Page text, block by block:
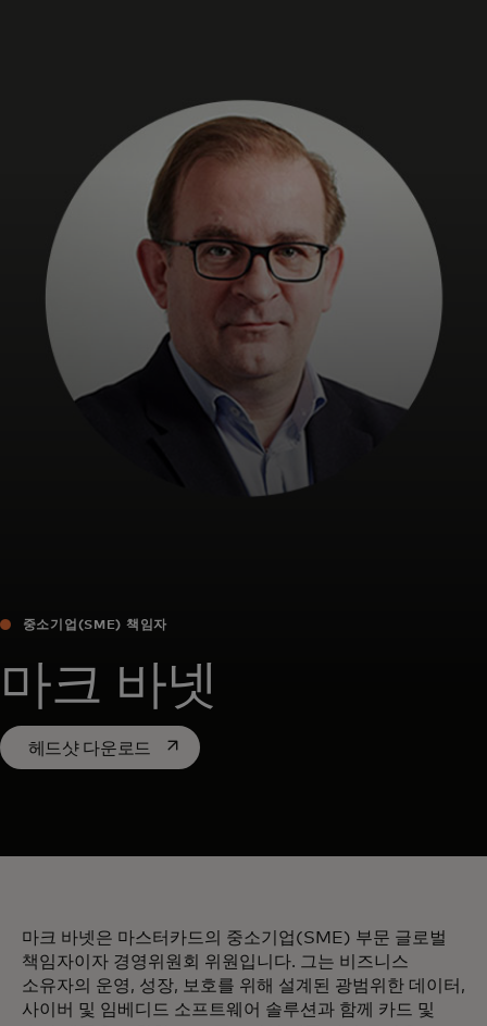
비즈니스 고객
모두를 위한 가치
이노베이터
뉴스 & 인사이트
중소기업(SME) 책임자
마크 바넷
헤드샷 다운로드 새 탭에서 열림
마크 바넷은 마스터카드의 중소기업(SME) 부문 글로벌
책임자이자 경영위원회 위원입니다. 그는 비즈니스
소유자의 운영, 성장, 보호를 위해 설계된 광범위한 데이터,
사이버 및 임베디드 소프트웨어 솔루션과 함께 카드 및